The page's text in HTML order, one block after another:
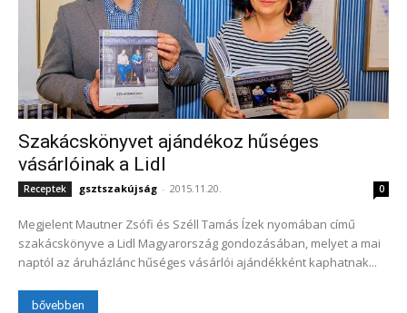
Szakácskönyvet ajándékoz hűséges
vásárlóinak a Lidl
Receptek gsztszakújság - 2015.11.20. 0
Megjelent Mautner Zsófi és Széll Tamás Ízek nyomában című
szakácskönyve a Lidl Magyarország gondozásában, melyet a mai
naptól az áruházlánc hűséges vásárlói ajándékként kaphatnak...
bővebben